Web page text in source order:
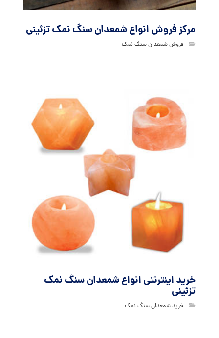
مرکز فروش انواع شمعدان سنگ نمک تزئینی
فروش شمعدان سنگ نمک
خرید اینترنتی انواع شمعدان سنگ نمک
تزئینی
خرید شمعدان سنگ نمک